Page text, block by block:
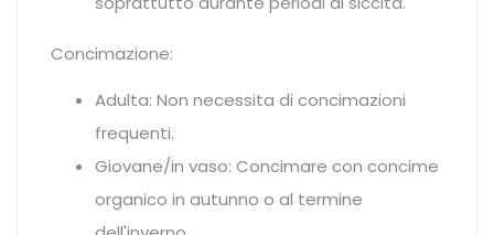
Concimazione:
Adulta: Non necessita di concimazioni
frequenti.
Giovane/in vaso: Concimare con concime
organico in autunno o al termine